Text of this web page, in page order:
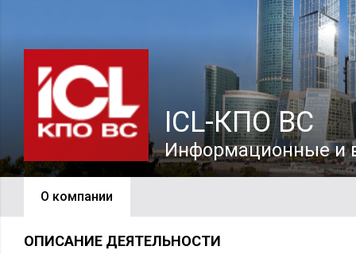
ICL-КПО ВС
Информационные и
О компании
ОПИСАНИЕ ДЕЯТЕЛЬНОСТИ